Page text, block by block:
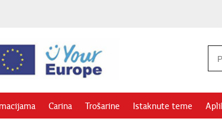
Carina Trošarine Istaknute teme